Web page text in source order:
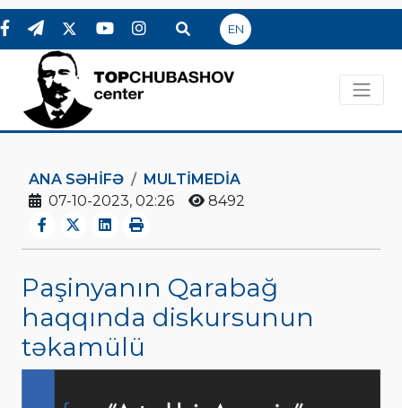
EN
ANA SƏHIFƏ
MULTIMEDIA
07-10-2023, 02:26
8492
Paşinyanın Qarabağ
haqqında diskursunun
təkamülü